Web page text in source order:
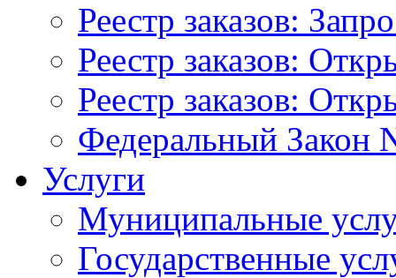
Реестр заказов:
Реестр заказов:
Реестр заказов:
Федеральный Закон
Услуги
Муниципальные
Государственные